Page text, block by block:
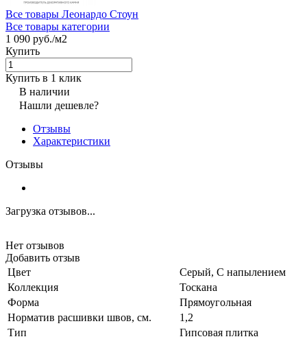
Все товары Леонардо Стоун
Все товары категории
1 090 руб./м2
Купить
Купить в 1 клик
В наличии
Нашли дешевле?
Отзывы
Характеристики
Отзывы
Загрузка отзывов...
Нет отзывов
Добавить отзыв
Цвет
Серый, С напылением
Коллекция
Тоскана
Форма
Прямоугольная
Норматив расшивки швов, см.
1,2
Тип
Гипсовая плитка